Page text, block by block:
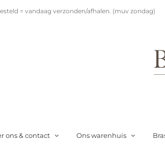
= vandaag verzonden/afhalen. (muv zondag)
ons & contact Ons warenhuis